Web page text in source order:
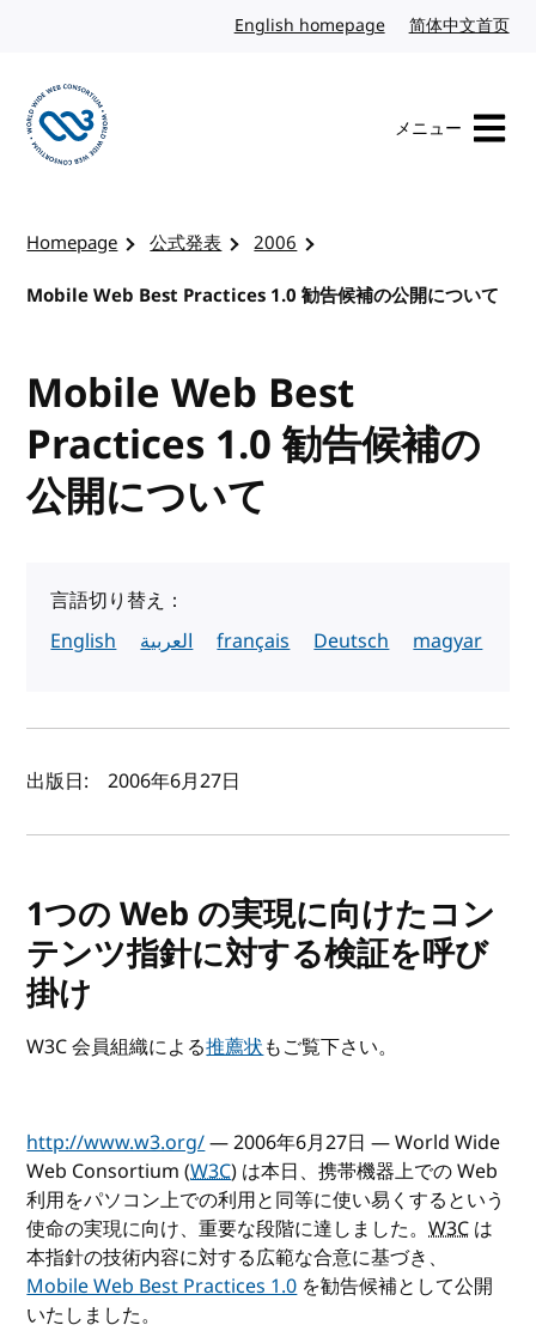
English homepage英語简体中文首页中
メニュー
Homepage 公式発表
2006
Mobile Web Best Practices 1.0 勧告候補の公開について
Mobile Web Best
Practices 1.0 勧告候補の
公開について
言語切り替え：
English
العربية français Deutsch magyar
著者と公開日
出版日: 2006年6月27日
1つの Web の実現に向けたコン
テンツ指針に対する検証を呼び
掛け
W3C 会員組織による推薦状もご覧下さい。
http://www.w3.org/— 2006年6月27日 — World Wide
Web Consortium (W3C) は本日、携帯機器上での Web
利用をパソコン上での利用と同等に使い易くするという
使命の実現に向け、重要な段階に達しました。W3C は
本指針の技術内容に対する広範な合意に基づき、
Mobile Web Best Practices 1.0を勧告候補として公開
いたしました。